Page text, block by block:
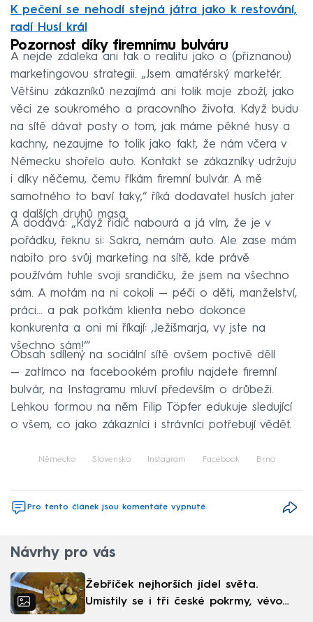
K pečení se nehodí stejná játra jako k restování,
radí Husí král
Pozornost díky firemnímu bulváru
A nejde zdaleka ani tak o realitu jako o (přiznanou)
marketingovou strategii. „Jsem amatérský marketér.
Většinu zákazníků nezajímá ani tolik moje zboží, jako
věci ze soukromého a pracovního života. Když budu
na sítě dávat posty o tom, jak máme pěkné husy a
kachny, nezaujme to tolik jako fakt, že nám včera v
Německu shořelo auto. Kontakt se zákazníky udržuju
i díky něčemu, čemu říkám firemní bulvár. A mě
samotného to baví taky,“ říká dodavatel husích jater
a dalších druhů masa.
A dodává: „Když řidič nabourá a já vím, že je v
pořádku, řeknu si: Sakra, nemám auto. Ale zase mám
nabito pro svůj marketing na sítě, kde právě
používám tuhle svoji srandičku, že jsem na všechno
sám. A motám na ni cokoli — péči o děti, manželství,
práci… a pak potkám klienta nebo dokonce
konkurenta a oni mi říkají: ‚Ježišmarja, vy jste na
všechno sám!‘“
Obsah sdílený na sociální sítě ovšem poctivě dělí
— zatímco na facebookém profilu najdete firemní
bulvár, na Instagramu mluví především o drůbeži.
Lehkou formou na něm Filip Töpfer edukuje sledující
o všem, co jako zákazníci i strávníci potřebují vědět.
Německo Slovensko Instagram Facebook Brno
Pro tento článek jsou komentáře vypnuté
Návrhy pro vás
Žebříček nejhorších jídel světa.
Umístily se i tři české pokrmy, vévodí